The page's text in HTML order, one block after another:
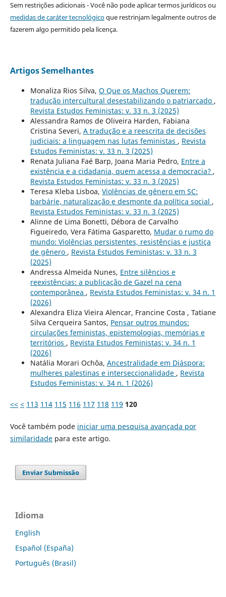
Sem restrições adicionais - Você não pode aplicar termos jurídicos ou
medidas de caráter tecnológicoque restrinjam legalmente outros de
fazerem algo permitido pela licença.
Artigos Semelhantes
Monaliza Rios Silva, O Que os Machos Querem:
tradução intercultural desestabilizando o patriarcado ,
Revista Estudos Feministas: v. 33 n. 3 (2025)
Alessandra Ramos de Oliveira Harden, Fabiana
Cristina Severi, A tradução e a reescrita de decisões
judiciais: a linguagem nas lutas feministas , Revista
Estudos Feministas: v. 33 n. 3 (2025)
Renata Juliana Faé Barp, Joana Maria Pedro, Entre a
existência e a cidadania, quem acessa a democracia? ,
Revista Estudos Feministas: v. 33 n. 3 (2025)
Teresa Kleba Lisboa, Violências de gênero em SC:
barbárie, naturalização e desmonte da política social ,
Revista Estudos Feministas: v. 33 n. 3 (2025)
Alinne de Lima Bonetti, Débora de Carvalho
Figueiredo, Vera Fátima Gasparetto, Mudar o rumo do
mundo: Violências persistentes, resistências e justiça
de gênero , Revista Estudos Feministas: v. 33 n. 3
(2025)
Andressa Almeida Nunes, Entre silêncios e
reexistências: a publicação de Gazel na cena
contemporânea , Revista Estudos Feministas: v. 34 n. 1
(2026)
Alexandra Eliza Vieira Alencar, Francine Costa , Tatiane
Silva Cerqueira Santos, Pensar outros mundos:
circulações feministas, epistemologias, memórias e
territórios , Revista Estudos Feministas: v. 34 n. 1
(2026)
Natália Morari Ochôa, Ancestralidade em Diáspora:
mulheres palestinas e interseccionalidade , Revista
Estudos Feministas: v. 34 n. 1 (2026)
<< < 113 114 115 116 117 118 119 120
Você também pode iniciar uma pesquisa avançada por
similaridadepara este artigo.
Enviar Submissão
Idioma
English
Español (España)
Português (Brasil)